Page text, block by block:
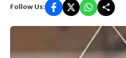
Follow Us: